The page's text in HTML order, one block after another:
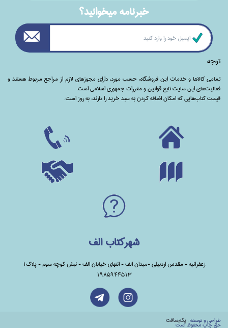
خبرنامه ميخوانيد؟
توجه
تمامی‌ کالاها و خدمات این فروشگاه، حسب مورد،‌ دارای مجوزهای لازم از مراجع مربوط هستند ‌و‌‌
فعالیت‌های این سایت تابع قوانین و مقررات جمهوری اسلامی است.
قیمت کتاب‌هایی که امکان اضافه کردن به سبد خرید را دارند،‌ به روز است.
شهرکتاب الف
زعفرانیه - مقدس اردبیلی -میدان الف - انتهای خیابان الف - نبش کوچه سوم - پلاک1
1985944513
طراحي و توسعه : يكم‌سافت
حق چاپ محفوظ است